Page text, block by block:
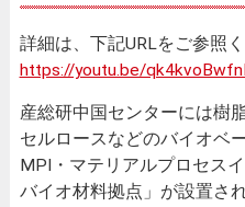
詳細は、下記URLをご参照く
https://youtu.be/
産総研中国センターには樹
セルロースなどのバイオベ
MPI・マテリアルプロセス
バイオ材料拠点」が設置さ